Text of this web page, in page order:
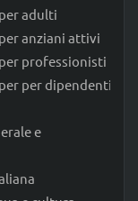
adulti
anziani attivi
professionisti
per dipendenti
e